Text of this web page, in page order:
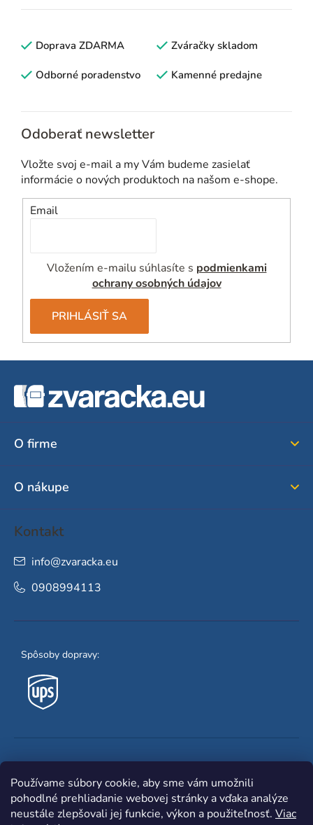
Používame súbory cookie, aby sme vám umožnili
pohodlné prehliadanie webovej stránky a vďaka analýze
neustále zlepšovali jej funkcie, výkon a použiteľnosť. Viac
Doprava ZDARMA Zváračky skladom
Odborné poradenstvo Kamenné predajne
Odoberať newsletter
Vložte svoj e-mail a my Vám budeme zasielať
informácie o nových produktoch na našom e-shope.
Email
Vložením e-mailu súhlasíte s podmienkami
ochrany osobných údajov
PRIHLÁSIŤ SA
O firme
O nákupe
Kontakt
info@zvaracka.eu
0908994113
Spôsoby dopravy: